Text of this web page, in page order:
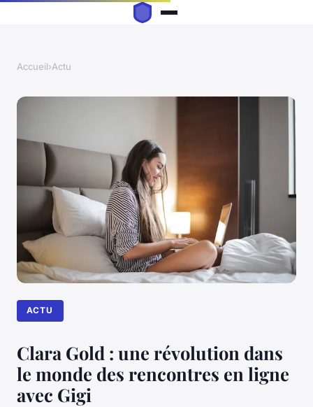
Accueil›Actu
ACTU
Clara Gold : une révolution dans
le monde des rencontres en ligne
avec Gigi